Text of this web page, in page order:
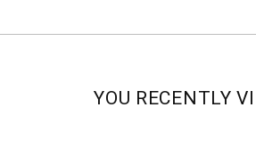
YOU RECENTLY